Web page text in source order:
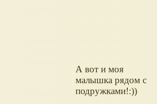
А вот и моя
малышка рядом с
подружками!:))